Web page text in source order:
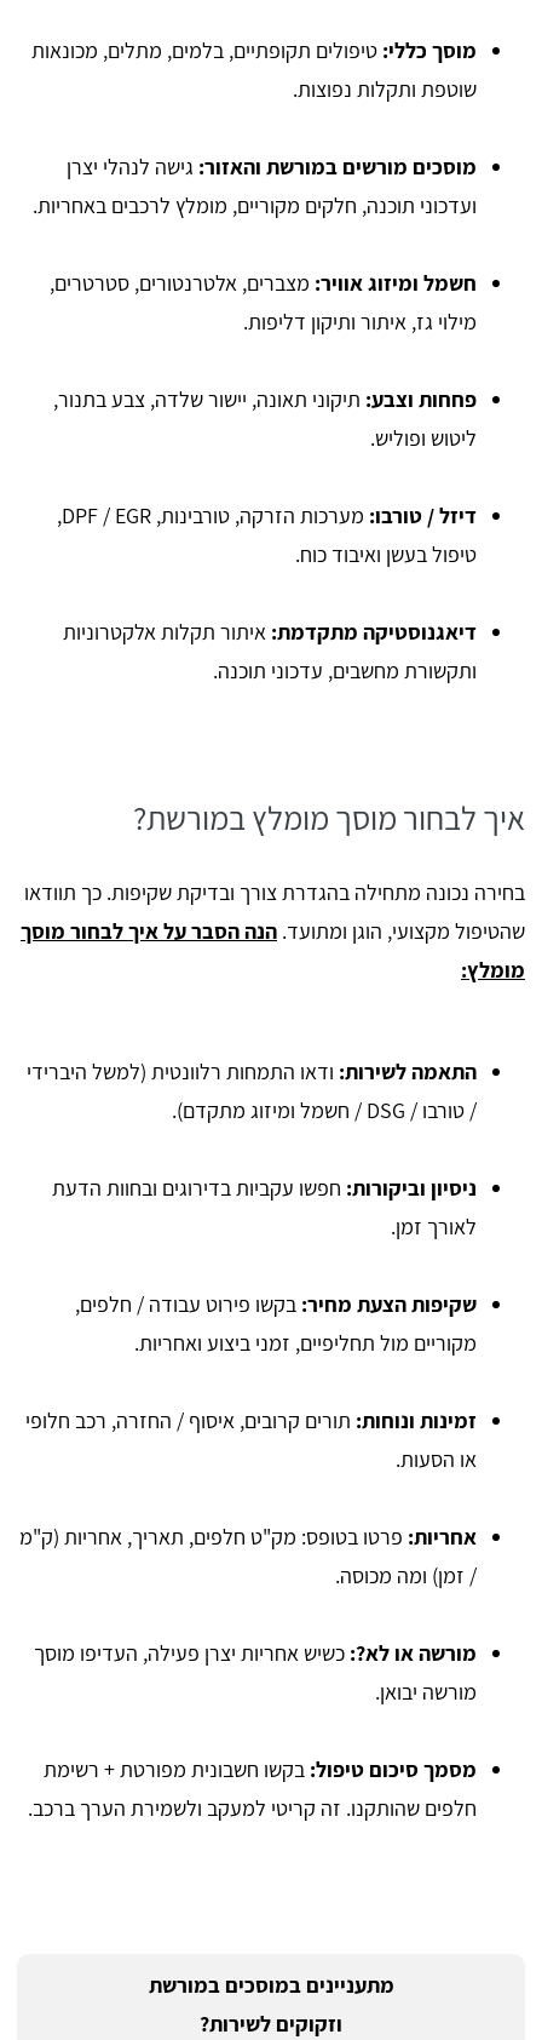
מוסך כללי: טיפולים תקופתיים, בלמים, מתלים, מכונאות
שוטפת ותקלות נפוצות.
מוסכים מורשים במורשת והאזור: גישה לנהלי יצרן
ועדכוני תוכנה, חלקים מקוריים, מומלץ לרכבים באחריות.
חשמל ומיזוג אוויר: מצברים, אלטרנטורים, סטרטרים,
מילוי גז, איתור ותיקון דליפות.
פחחות וצבע: תיקוני תאונה, יישור שלדה, צבע בתנור,
ליטוש ופוליש.
דיזל / טורבו:
מערכות הזרקה, טורבינות, DPF / EGR,
טיפול בעשן ואיבוד כוח.
דיאגנוסטיקה מתקדמת: איתור תקלות אלקטרוניות
ותקשורת מחשבים, עדכוני תוכנה.
איך לבחור מוסך מומלץ במורשת?
בחירה נכונה מתחילה בהגדרת צורך ובדיקת שקיפות. כך תוודאו
שהטיפול מקצועי, הוגן ומתועד. הנה הסבר על איך לבחור מוסך
מומלץ:
התאמה לשירות: ודאו התמחות רלוונטית (למשל היברידי
/ טורבו / DSG / חשמל ומיזוג מתקדם).
ניסיון וביקורות: חפשו עקביות בדירוגים ובחוות הדעת
לאורך זמן.
שקיפות הצעת מחיר: בקשו פירוט עבודה / חלפים,
מקוריים מול תחליפיים, זמני ביצוע ואחריות.
זמינות ונוחות: תורים קרובים, איסוף / החזרה, רכב חלופי
או הסעות.
אחריות: פרטו בטופס: מק"ט חלפים, תאריך, אחריות (ק"מ
/ זמן) ומה מכוסה.
מורשה או לא?: כשיש אחריות יצרן פעילה, העדיפו מוסך
מורשה יבואן.
מסמך סיכום טיפול: בקשו חשבונית מפורטת + רשימת
חלפים שהותקנו. זה קריטי למעקב ולשמירת הערך ברכב.
מתעניינים במוסכים במורשת
וזקוקים לשירות?